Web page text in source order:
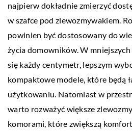
najpierw dokładnie zmierzyć
w szafce pod zlewozmywakiem.
powinien być dostosowany do
życia domowników. W
się każdy centymetr, lepszym
kompaktowe modele, które będą
użytkowaniu. Natomiast w
warto rozważyć większe
komorami, które zwiększą